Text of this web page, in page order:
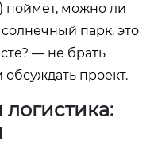
поймет, можно ли
парк. это
— не брать
обсуждать проект.